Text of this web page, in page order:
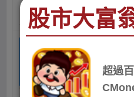
未實現損益：
報酬率：398.14
庫存數量(張) ：10
未實現損益：
報酬率：
股市大富
超過